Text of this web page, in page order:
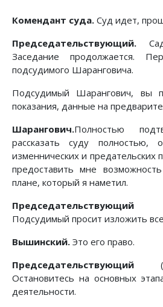
Комендант суда. Суд идет,
Председательствующий.
Заседание продолжается.
подсудимого Шаранговича.
Подсудимый Шарангович, вы
показания, данные на
Шарангович.Полностью
рассказать суду полностью,
изменнических и предательских
предоставить мне
плане, который я наметил.
Председательствующий (к
Подсудимый просит изложить
Вышинский. Это его право.
Председательствующий (к
Остановитесь на основных
деятельности.